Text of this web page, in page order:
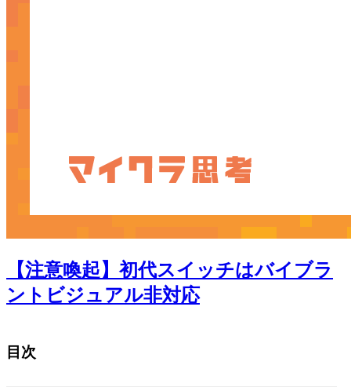
【注意喚起】初代スイッチはバイブラ
ントビジュアル非対応
目次